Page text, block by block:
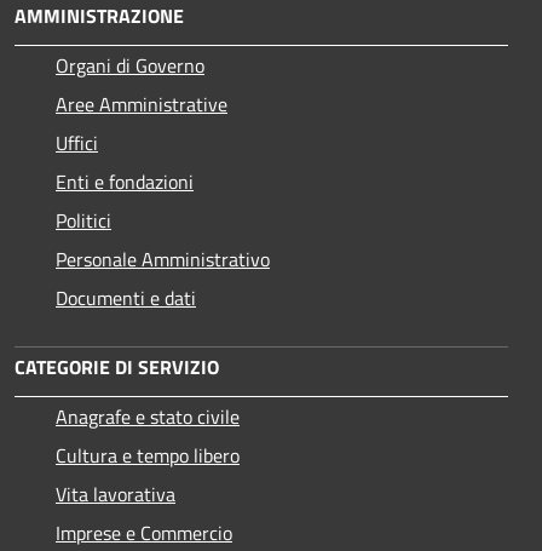
AMMINISTRAZIONE
Organi di Governo
Aree Amministrative
Uffici
Enti e fondazioni
Politici
Personale Amministrativo
Documenti e dati
CATEGORIE DI SERVIZIO
Anagrafe e stato civile
Cultura e tempo libero
Vita lavorativa
Imprese e Commercio